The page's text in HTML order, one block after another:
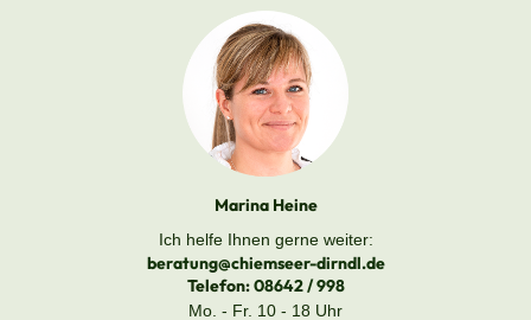
Marina Heine
Ich helfe Ihnen gerne weiter:
beratung@chiemseer-dirndl.de
Telefon:08642 / 998
Mo. - Fr. 10 - 18 Uhr